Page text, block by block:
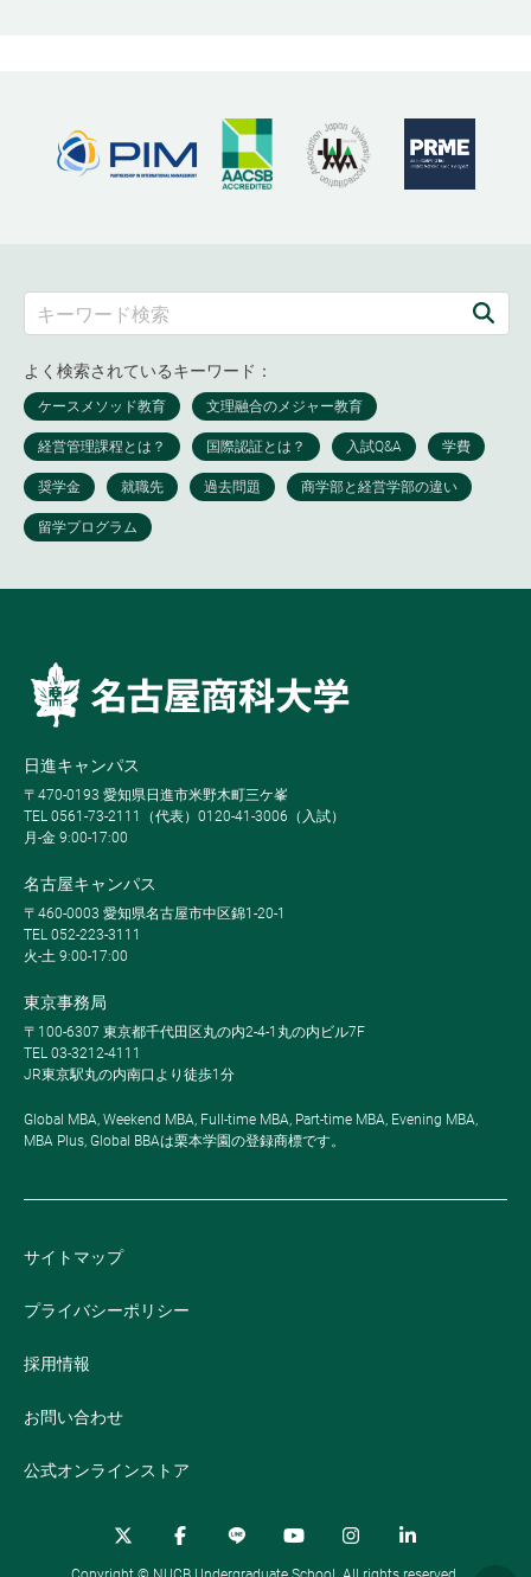
よく検索されているキーワード：
日進キャンパス
〒470-0193 愛知県日進市米野木町三ケ峯
TEL 0561-73-2111（代表）0120-41-3006（入試）
月-金 9:00-17:00
名古屋キャンパス
〒460-0003 愛知県名古屋市中区錦1-20-1
TEL 052-223-3111
火-土 9:00-17:00
東京事務局
〒100-6307 東京都千代田区丸の内2-4-1丸の内ビル7F
TEL 03-3212-4111
JR東京駅丸の内南口より徒歩1分
Global MBA, Weekend MBA, Full-time MBA, Part-time MBA, Evening MBA,
MBA Plus, Global BBAは栗本学園の登録商標です。
サイトマップ
プライバシーポリシー
採用情報
お問い合わせ
公式オンラインストア